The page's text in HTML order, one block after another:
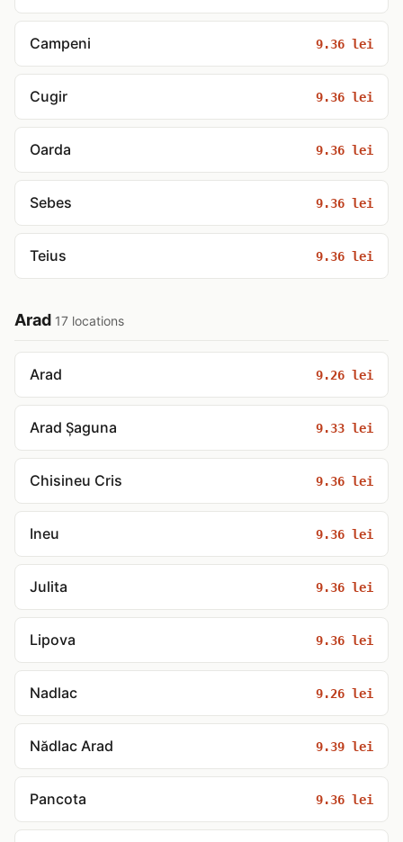
Campeni 9.36 lei
Cugir 9.36 lei
Oarda 9.36 lei
Sebes 9.36 lei
Teius 9.36 lei
Arad 17 locations
Arad 9.26 lei
Arad Șaguna 9.33 lei
Chisineu Cris 9.36 lei
Ineu 9.36 lei
Julita 9.36 lei
Lipova 9.36 lei
Nadlac 9.26 lei
Nădlac Arad 9.39 lei
Pancota 9.36 lei